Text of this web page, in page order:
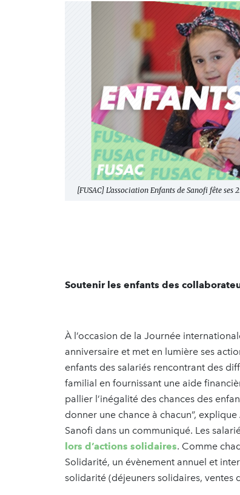
[FUSAC] L’association Enfants de Sanofi fête ses
Soutenir les enfants des
À l’occasion de la Journée
anniversaire et met en lumière ses
enfants des salariés rencontrant des
familial en fournissant une aide
pallier l’inégalité des chances des
donner une chance à chacun”,
Sanofi dans un communiqué. Les
lors d’actions solidaires. Comme
Solidarité, un évènement annuel et
solidarité (déjeuners solidaires,